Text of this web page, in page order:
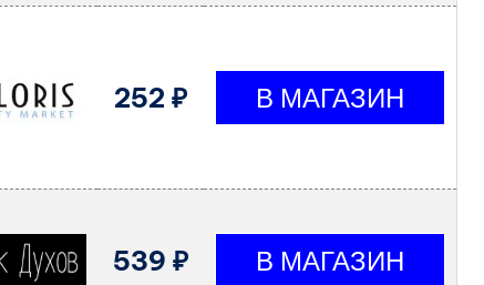
252 ₽
539 ₽